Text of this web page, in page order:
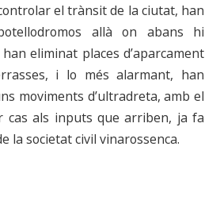
el trànsit de la ciutat, han
allà on abans hi
eliminat places d’aparcament
i lo més alarmant, han
moviments d’ultradreta, amb el
cas als inputs que arriben, ja fa
la societat civil vinarossenca.